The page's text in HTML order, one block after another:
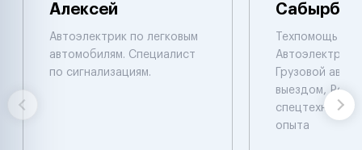
Алексей
Автоэлектрик по легковым
автомобилям. Специалист
по сигнализациям.
Сабырбек
Техпомощь на
Автоэлектрик
Грузовой
выездом,
спецтехники
опыта